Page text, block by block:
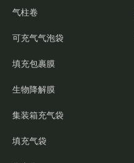
气柱卷
可充气气泡袋
填充包裹膜
生物降解膜
集装箱充气袋
填充气袋